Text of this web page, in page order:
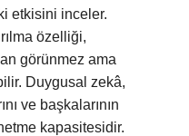
etkisini inceler.
özelliği,
görünmez ama
Duygusal zekâ,
ve başkalarının
kapasitesidir.